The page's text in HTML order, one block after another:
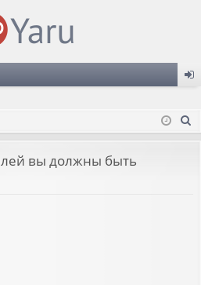
д
вы должны быть